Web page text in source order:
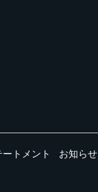
ートメント お知らせ